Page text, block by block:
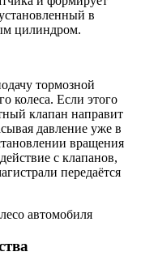
в
цилиндром.
тормозной
колеса. Если этого
клапан направит
давление уже в
вращения
с клапанов,
передаётся
автомобиля